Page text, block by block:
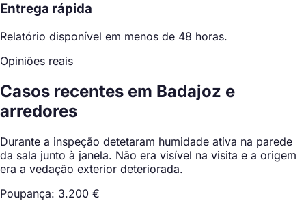
Entrega rápida
Relatório disponível em menos de 48 horas.
Opiniões reais
Casos recentes em Badajoz e
arredores
Durante a inspeção detetaram humidade ativa na parede
da sala junto à janela. Não era visível na visita e a origem
era a vedação exterior deteriorada.
Poupança: 3.200 €